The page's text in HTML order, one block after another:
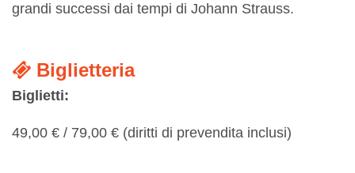
grandi successi dai tempi di Johann Strauss.
Biglietteria
Biglietti:
49,00 € / 79,00 € (diritti di prevendita inclusi)